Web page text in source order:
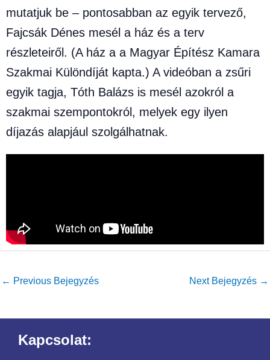
mutatjuk be – pontosabban az egyik tervező,
Fajcsák Dénes mesél a ház és a terv
részleteiről. (A ház a a Magyar Építész Kamara
Szakmai Különdíját kapta.) A videóban a zsűri
egyik tagja, Tóth Balázs is mesél azokról a
szakmai szempontokról, melyek egy ilyen
díjazás alapjául szolgálhatnak.
← Previous Bejegyzés Next Bejegyzés →
Kapcsolat: